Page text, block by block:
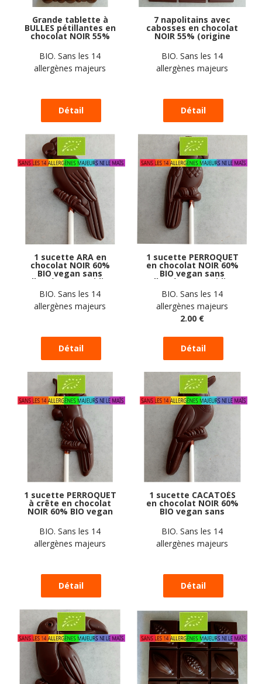
Grande tablette à
BULLES pétillantes en
chocolat NOIR 55%
vegan sans
allergènes Allergoora
: 100g
BIO. Sans les 14
allergènes majeurs
7 napolitains avec
cabosses en chocolat
NOIR 55% (origine
Pérou) BIO vegan
sans allergènes
Allergoora : 35g
BIO. Sans les 14
allergènes majeurs
1 sucette ARA en
chocolat NOIR 60%
BIO vegan sans
allergènes Exquidia :
17 grammes
BIO. Sans les 14
allergènes majeurs
1 sucette PERROQUET
en chocolat NOIR 60%
BIO vegan sans
allergènes Exquidia :
17 grammes
BIO. Sans les 14
allergènes majeurs
2.00 €
1 sucette PERROQUET
à crête en chocolat
NOIR 60% BIO vegan
sans allergènes
Exquidia : 17
grammes
BIO. Sans les 14
allergènes majeurs
1 sucette CACATOÈS
en chocolat NOIR 60%
BIO vegan sans
allergènes Exquidia :
17 grammes
BIO. Sans les 14
allergènes majeurs